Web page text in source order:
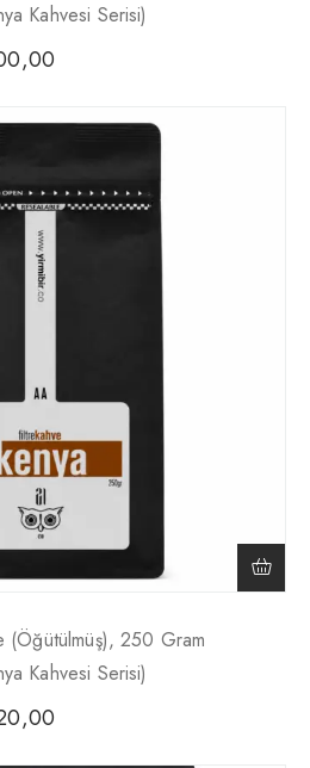
Kahvesi Serisi)
(Öğütülmüş), 250 Gram
Kahvesi Serisi)